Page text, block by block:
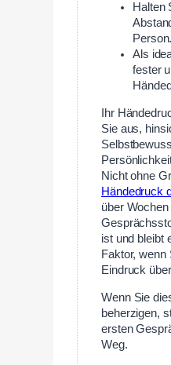
Halten
Person.
Als
fester
Ihr
Sie aus,
Nicht ohne
Händedruck
über
ist und bleibt
Faktor, wenn
Eindruck
Wenn Sie
beherzigen,
ersten
Weg.